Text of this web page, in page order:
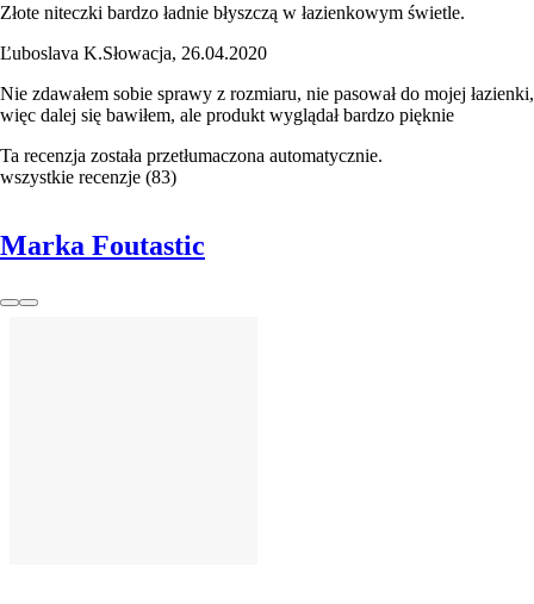
Złote niteczki bardzo ładnie błyszczą w łazienkowym świetle.
Ľuboslava K.Słowacja, 26.04.2020
Nie zdawałem sobie sprawy z rozmiaru, nie pasował do mojej łazienki,
więc dalej się bawiłem, ale produkt wyglądał bardzo pięknie
Ta recenzja została przetłumaczona automatycznie.
wszystkie recenzje (83)
Marka Foutastic